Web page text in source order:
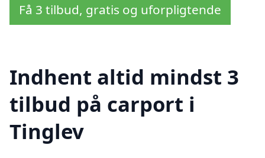
Få 3 tilbud, gratis og uforpligtende
Indhent altid mindst 3
tilbud på carport i
Tinglev